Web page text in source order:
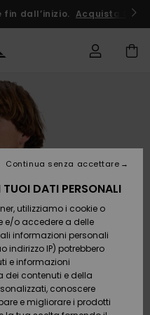
fin dall’inizio. Acquista Ora
DATI PERSONALI
utilizziamo i cookie o
e/o accedere a delle
informazioni personali
indirizzo IP) potrebbero
e informazioni
dei contenuti e della
conoscere
e migliorare i prodotti
Continua senza accettare